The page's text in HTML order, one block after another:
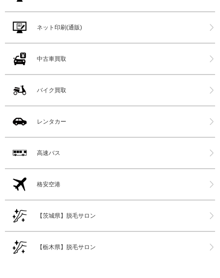
ネット印刷(通販)
中古車買取
バイク買取
レンタカー
高速バス
格安空港
【茨城県】脱毛サロン
【栃木県】脱毛サロン